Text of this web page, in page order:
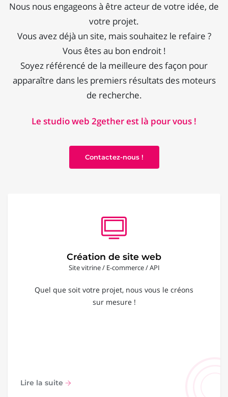
Nous nous engageons à être acteur de votre idée, de
votre projet.
Vous avez déjà un site, mais souhaitez le refaire ?
Vous êtes au bon endroit !
Soyez référencé de la meilleure des façon pour
apparaître dans les premiers résultats des moteurs
de recherche.
Le studio web 2gether est là pour vous !
Contactez-nous !
Création de site web
Site vitrine / E-commerce / API
Quel que soit votre projet, nous vous le créons
sur mesure !
Lire la suite